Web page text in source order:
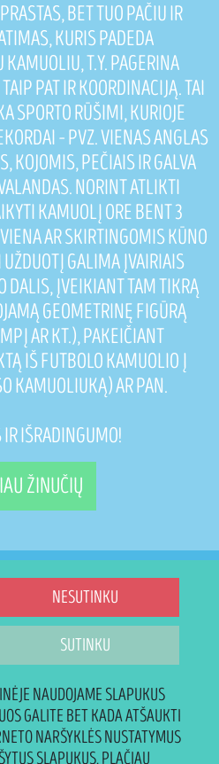
BET TUO PAČIU IR
KURIS PADEDA
KAMUOLIU, T.Y. PAGERINA
PAT IR KOORDINACIJĄ. TAI
SPORTO RŪŠIMI, KURIOJE
– PVZ. VIENAS ANGLAS
KOJOMIS, PEČIAIS IR GALVA
NORINT ATLIKTI
KAMUOLĮ ORE BENT 3
AR SKIRTINGOMIS KŪNO
GALIMA ĮVAIRIAIS
DALIS, ĮVEIKIANT TAM TIKRĄ
GEOMETRINĘ FIGŪRĄ
AR KT.), PAKEIČIANT
IŠ FUTBOLO KAMUOLIO Į
KAMUOLIUKĄ) AR PAN.
IŠRADINGUMO!
ŽINUČIŲ
NESUTINKU
SUTINKU
NAUDOJAME SLAPUKUS
GALITE BET KADA ATŠAUKTI
NARŠYKLĖS NUSTATYMUS
SLAPUKUS. PLAČIAU